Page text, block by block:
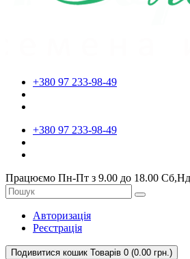
+380 97 233-98-49
+380 97 233-98-49
Працюємо Пн-Пт з 9.00 до 18.00 Сб,Нд
Авторизація
Реєстрація
Подивитися кошик Товарів 0 (0.00 грн.)